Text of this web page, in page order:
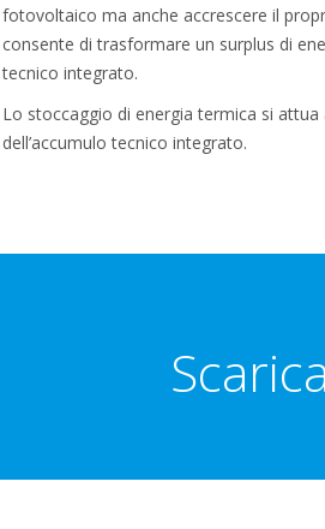
fotovoltaico ma anche accrescere il
consente di trasformare un surplus di
tecnico integrato.
Lo stoccaggio di energia termica si
dell’accumulo tecnico integrato.